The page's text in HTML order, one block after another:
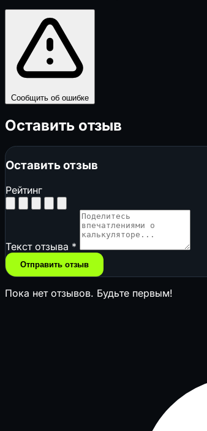
Сообщить об ошибке
Оставить отзыв
Оставить отзыв
Рейтинг
Текст отзыва *
Отправить отзыв
Пока нет отзывов. Будьте первым!